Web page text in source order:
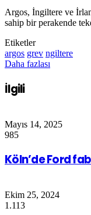
Argos, İngiltere ve
sahip bir perakende
Etiketler
argos grev ngiltere
Daha fazlası
İlgili
Mayıs 14, 2025
985
Köln’de Ford
Ekim 25, 2024
1.113